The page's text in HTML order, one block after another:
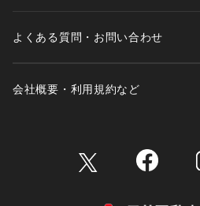
よくある質問・お問い合わせ
会社概要・利用規約など